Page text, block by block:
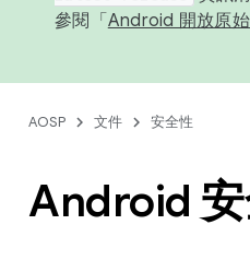
參閱「 Android 開放原
AOSP 文件 安全性
Android 安